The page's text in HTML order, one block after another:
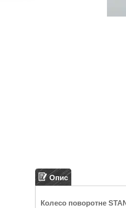
Опис
Колесо поворотне